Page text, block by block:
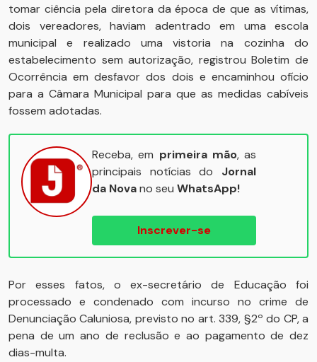
tomar ciência pela diretora da época de que as vítimas,
dois vereadores, haviam adentrado em uma escola
municipal e realizado uma vistoria na cozinha do
estabelecimento sem autorização, registrou Boletim de
Ocorrência em desfavor dos dois e encaminhou ofício
para a Câmara Municipal para que as medidas cabíveis
fossem adotadas.
Receba, em primeira mão, as
principais notícias do Jornal
da Novano seu WhatsApp!
Inscrever-se
Por esses fatos, o ex-secretário de Educação foi
processado e condenado com incurso no crime de
Denunciação Caluniosa, previsto no art. 339, §2º do CP, a
pena de um ano de reclusão e ao pagamento de dez
dias-multa.